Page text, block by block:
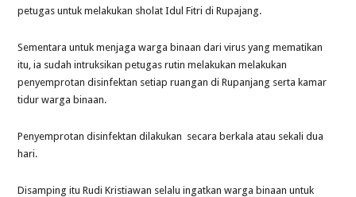
petugas untuk melakukan sholat Idul Fitri di Rupajang.
Sementara untuk menjaga warga binaan dari virus yang mematikan
itu, ia sudah intruksikan petugas rutin melakukan melakukan
penyemprotan disinfektan setiap ruangan di Rupanjang serta kamar
tidur warga binaan.
Penyemprotan disinfektan dilakukan secara berkala atau sekali dua
hari.
Disamping itu Rudi Kristiawan selalu ingatkan warga binaan untuk